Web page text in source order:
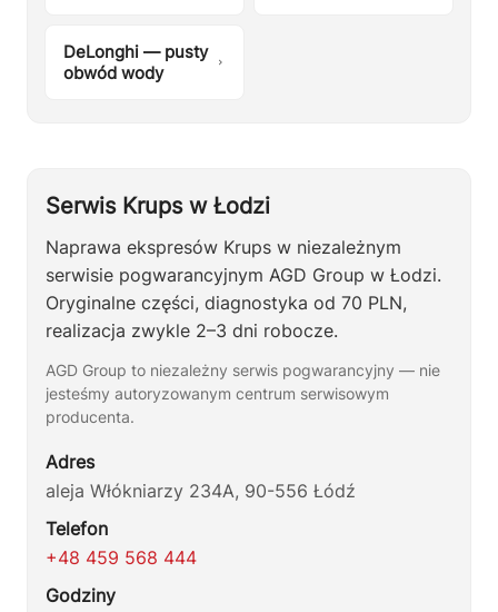
DeLonghi — pusty
obwód wody
Serwis Krups w Łodzi
Naprawa ekspresów Krups w niezależnym
serwisie pogwarancyjnym AGD Group w Łodzi.
Oryginalne części, diagnostyka od 70 PLN,
realizacja zwykle 2–3 dni robocze.
AGD Group to niezależny serwis pogwarancyjny — nie
jesteśmy autoryzowanym centrum serwisowym
producenta.
Adres
aleja Włókniarzy 234A, 90-556 Łódź
Telefon
+48 459 568 444
Godziny